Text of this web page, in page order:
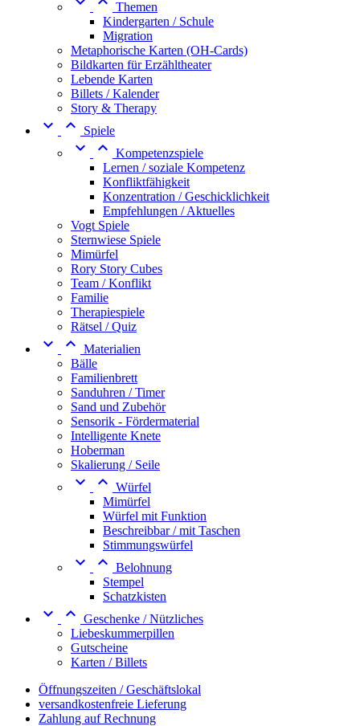
Themen
Kindergarten / Schule
Migration
Metaphorische Karten (OH-Cards)
Bildkarten für Erzähltheater
Lebende Karten
Billets / Kalender
Story & Therapy
  Spiele
  Kompetenzspiele
Lernen / soziale Kompetenz
Konfliktfähigkeit
Konzentration / Geschicklichkeit
Empfehlungen / Aktuelles
Vogt Spiele
Sternwiese Spiele
Mimürfel
Rory Story Cubes
Team / Konflikt
Familie
Therapiespiele
Rätsel / Quiz
  Materialien
Bälle
Familienbrett
Sanduhren / Timer
Sand und Zubehör
Sensorik - Fördermaterial
Intelligente Knete
Hoberman
Skalierung / Seile
  Würfel
Mimürfel
Würfel mit Funktion
Beschreibbar / mit Taschen
Stimmungswürfel
  Belohnung
Stempel
Schatzkisten
  Geschenke / Nützliches
Liebeskummerpillen
Gutscheine
Karten / Billets
Öffnungszeiten / Geschäftslokal
versandkostenfreie Lieferung
Zahlung auf Rechnung